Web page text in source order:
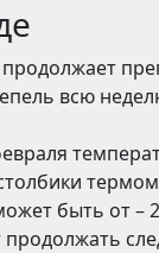
всю
быть от – 2
продолжать